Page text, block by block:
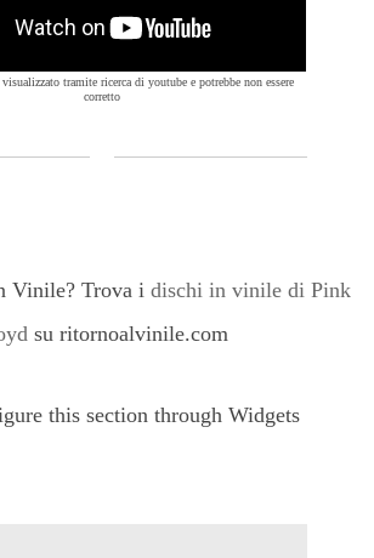
tramite ricerca di youtube e potrebbe non essere
corretto
Vinile? Trova i dischi in vinile di Pink
su ritornoalvinile.com
this section through Widgets